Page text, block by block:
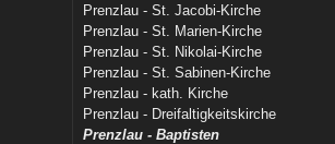
Prenzlau - St. Jacobi-Kirche
Prenzlau - St. Marien-Kirche
Prenzlau - St. Nikolai-Kirche
Prenzlau - St. Sabinen-Kirche
Prenzlau - kath. Kirche
Prenzlau - Dreifaltigkeitskirche
Prenzlau - Baptisten